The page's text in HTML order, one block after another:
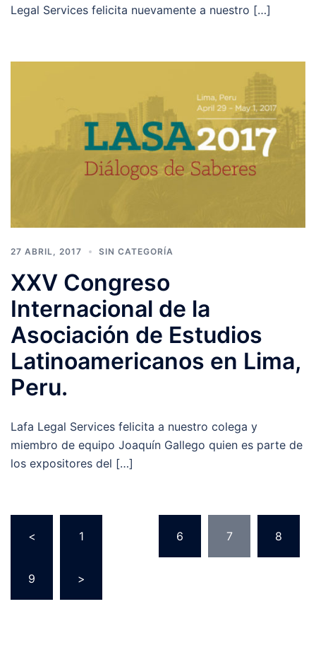
Legal Services felicita nuevamente a nuestro […]
27 ABRIL, 2017 SIN CATEGORÍA
XXV Congreso
Internacional de la
Asociación de Estudios
Latinoamericanos en Lima,
Peru.
Lafa Legal Services felicita a nuestro colega y
miembro de equipo Joaquín Gallego quien es parte de
los expositores del […]
de< 1 6 7 8
9 >